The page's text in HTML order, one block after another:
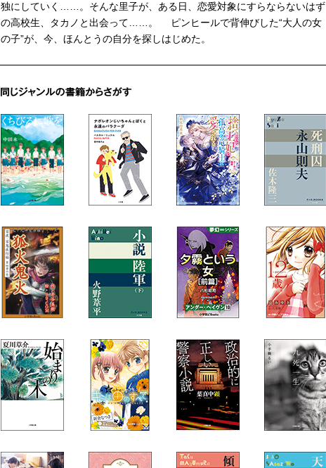
独にしていく……。そんな里子が、ある日、恋愛対象にすらならないはず
の高校生、タカノと出会って……。 ピンヒールで背伸びした“大人の女
の子”が、今、ほんとうの自分を探しはじめた。